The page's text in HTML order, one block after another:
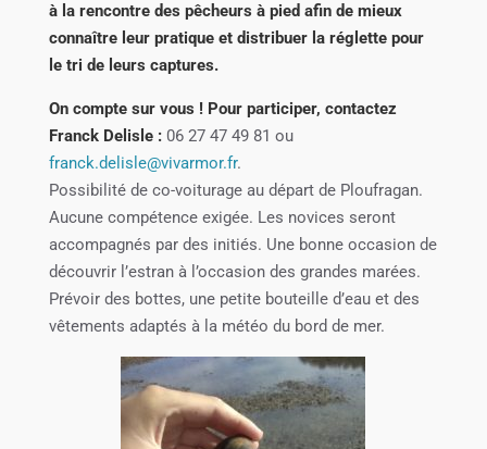
à la rencontre des pêcheurs à pied afin de mieux
connaître leur pratique et distribuer la réglette pour
le tri de leurs captures.
On compte sur vous ! Pour participer, contactez
Franck Delisle :06 27 47 49 81 ou
franck.delisle@vivarmor.fr.
Possibilité de co-voiturage au départ de Ploufragan.
Aucune compétence exigée. Les novices seront
accompagnés par des initiés. Une bonne occasion de
découvrir l’estran à l’occasion des grandes marées.
Prévoir des bottes, une petite bouteille d’eau et des
vêtements adaptés à la météo du bord de mer.